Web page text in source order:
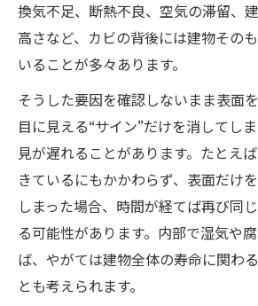
換気不足、断熱不良、空気の滞留、
高さなど、カビの背後には建物その
いることが多々あります。
そうした要因を確認しないまま表面
目に見える“サイン”だけを消してし
見が遅れることがあります。たとえ
きているにもかかわらず、表面だけ
しまった場合、時間が経てば再び同
る可能性があります。内部で湿気や
ば、やがては建物全体の寿命に関わ
とも考えられます。